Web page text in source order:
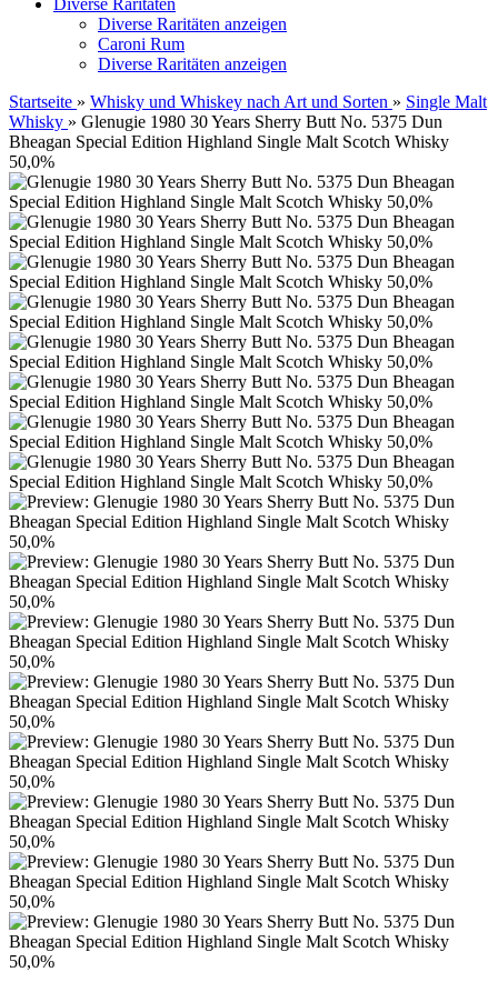
Diverse Raritäten
Diverse Raritäten anzeigen
Caroni Rum
Diverse Raritäten anzeigen
Startseite » Whisky und Whiskey nach Art und Sorten » Single Malt
Whisky » Glenugie 1980 30 Years Sherry Butt No. 5375 Dun
Bheagan Special Edition Highland Single Malt Scotch Whisky
50,0%